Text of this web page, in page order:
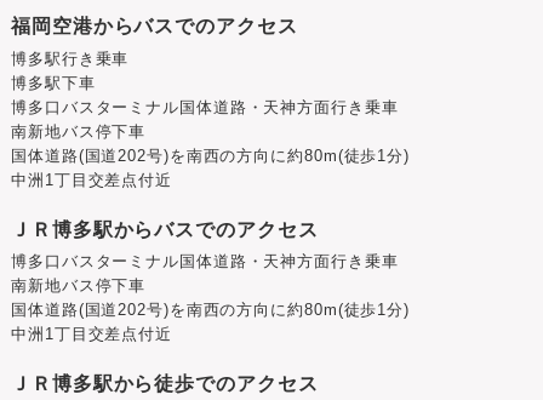
福岡空港からバスでのアクセス
博多駅行き乗車
博多駅下車
博多口バスターミナル国体道路・天神方面行き乗車
南新地バス停下車
国体道路(国道202号)を南西の方向に約80m(徒歩1分)
中洲1丁目交差点付近
ＪＲ博多駅からバスでのアクセス
博多口バスターミナル国体道路・天神方面行き乗車
南新地バス停下車
国体道路(国道202号)を南西の方向に約80m(徒歩1分)
中洲1丁目交差点付近
ＪＲ博多駅から徒歩でのアクセス